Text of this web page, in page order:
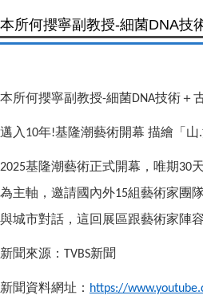
本所何攖寧副教授-細菌DNA技
本所何攖寧副教授-細菌DNA技術＋
邁入 10年!基隆潮藝術開幕 描繪「山.
2025基隆潮藝術正式開幕，唯期30
為主軸，邀請國內外15組藝術家團
與城市對話，這回展區跟藝術家陣
新聞來源： TVBS新聞
新聞資料網址： https://